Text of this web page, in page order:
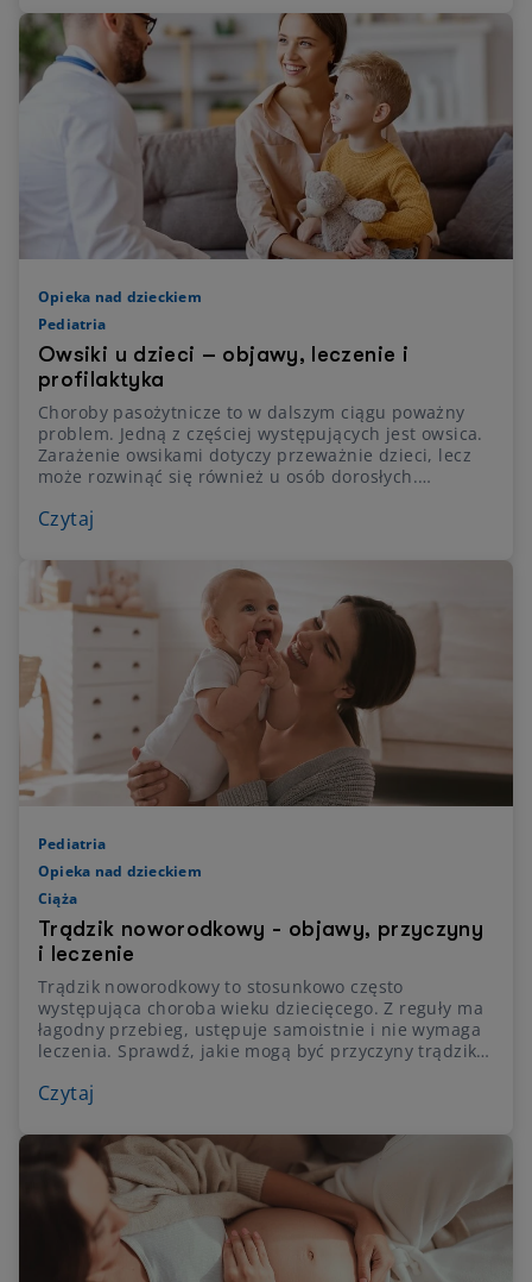
Opieka nad dzieckiem
Pediatria
Owsiki u dzieci – objawy, leczenie i
profilaktyka
Choroby pasożytnicze to w dalszym ciągu poważny
problem. Jedną z częściej występujących jest owsica.
Zarażenie owsikami dotyczy przeważnie dzieci, lecz
może rozwinąć się również u osób dorosłych.
Czytaj
Pediatria
Opieka nad dzieckiem
Ciąża
Trądzik noworodkowy - objawy, przyczyny
i leczenie
Trądzik noworodkowy to stosunkowo często
występująca choroba wieku dziecięcego. Z reguły ma
łagodny przebieg, ustępuje samoistnie i nie wymaga
leczenia. Sprawdź, jakie mogą być przyczyny trądziku
towarzyszące mu objawy.
Czytaj